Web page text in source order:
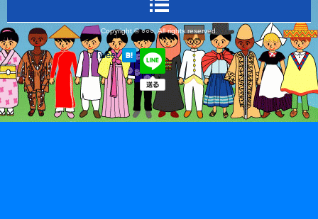
Copyright © ○○○, All rights reserved.
Tweet